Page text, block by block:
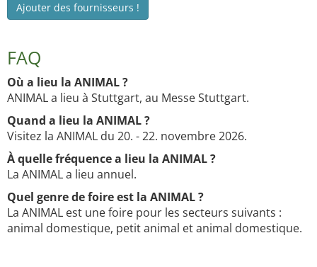
Ajouter des fournisseurs !
FAQ
Où a lieu la ANIMAL ?
ANIMAL a lieu à Stuttgart, au Messe Stuttgart.
Quand a lieu la ANIMAL ?
Visitez la ANIMAL du 20. - 22. novembre 2026.
À quelle fréquence a lieu la ANIMAL ?
La ANIMAL a lieu annuel.
Quel genre de foire est la ANIMAL ?
La ANIMAL est une foire pour les secteurs suivants :
animal domestique, petit animal et animal domestique.